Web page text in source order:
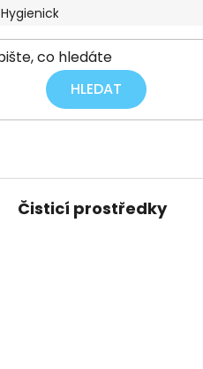
Hygienický audit úklidu
HLEDAT
Čisticí prostředky